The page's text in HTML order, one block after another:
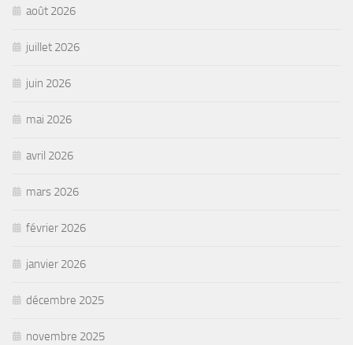
août 2026
juillet 2026
juin 2026
mai 2026
avril 2026
mars 2026
février 2026
janvier 2026
décembre 2025
novembre 2025